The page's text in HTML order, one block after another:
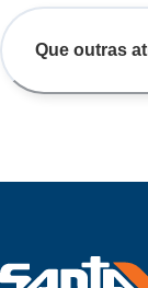
Que outras